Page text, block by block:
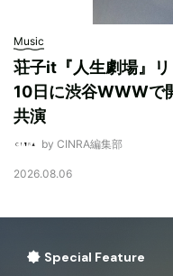
Music
荘子it『人生劇場』
10日に渋谷WWW
共演
by CINRA編集部
2026.08.06
Special Feature